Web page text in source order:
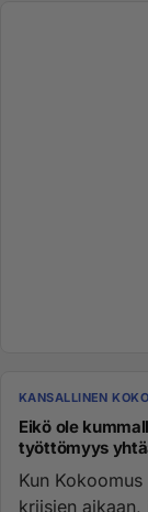
KANSALLINEN
Eikö ole
työttömyys
Kun
kriisien